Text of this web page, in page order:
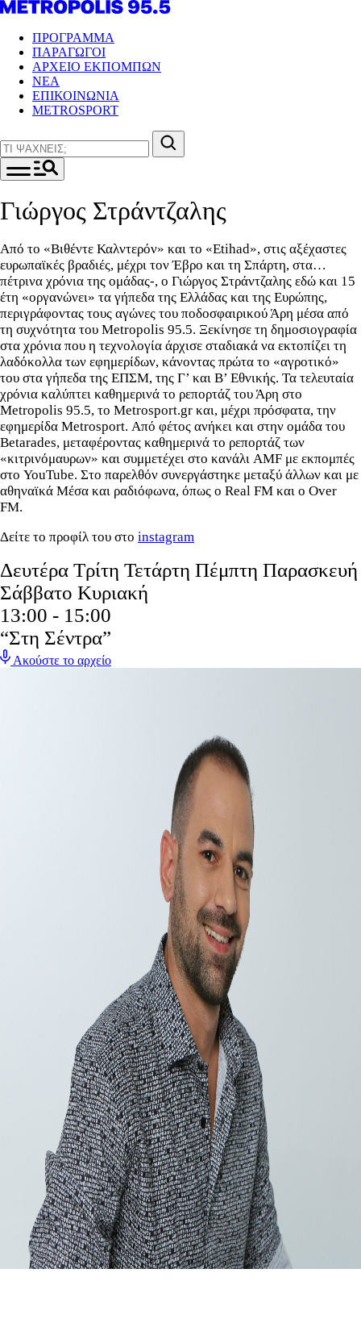
ΠΡΟΓΡΑΜΜΑ
ΠΑΡΑΓΩΓΟΙ
ΑΡΧΕΙΟ ΕΚΠΟΜΠΩΝ
ΝΕΑ
ΕΠΙΚΟΙΝΩΝΙΑ
METROSPORT
Γιώργος Στράντζαλης
Από το «Βιθέντε Καλντερόν» και το «Etihad», στις αξέχαστες
ευρωπαϊκές βραδιές, μέχρι τον Έβρο και τη Σπάρτη, στα…
πέτρινα χρόνια της ομάδας-, ο Γιώργος Στράντζαλης εδώ και 15
έτη «οργανώνει» τα γήπεδα της Ελλάδας και της Ευρώπης,
περιγράφοντας τους αγώνες του ποδοσφαιρικού Άρη μέσα από
τη συχνότητα του Metropolis 95.5. Ξεκίνησε τη δημοσιογραφία
στα χρόνια που η τεχνολογία άρχισε σταδιακά να εκτοπίζει τη
λαδόκολλα των εφημερίδων, κάνοντας πρώτα το «αγροτικό»
του στα γήπεδα της ΕΠΣΜ, της Γ’ και Β’ Εθνικής. Τα τελευταία
χρόνια καλύπτει καθημερινά το ρεπορτάζ του Άρη στο
Metropolis 95.5, το Metrosport.gr και, μέχρι πρόσφατα, την
εφημερίδα Metrosport. Από φέτος ανήκει και στην ομάδα του
Betarades, μεταφέροντας καθημερινά το ρεπορτάζ των
«κιτρινόμαυρων» και συμμετέχει στο κανάλι AMF με εκπομπές
στο YouTube. Στο παρελθόν συνεργάστηκε μεταξύ άλλων και με
αθηναϊκά Μέσα και ραδιόφωνα, όπως ο Real FM και ο Over
FM.
Δείτε το προφίλ του στο instagram
Δευτέρα Τρίτη Τετάρτη Πέμπτη Παρασκευή
Σάββατο Κυριακή
13:00 - 15:00
“Στη Σέντρα”
Ακούστε το αρχείο